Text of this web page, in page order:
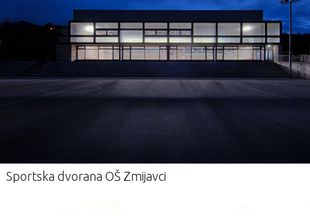
Sportska dvorana OŠ Zmijavci